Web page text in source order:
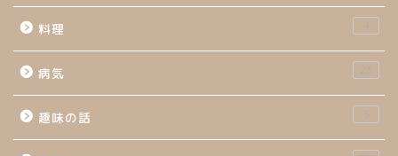
料理 4
病気 23
趣味の話